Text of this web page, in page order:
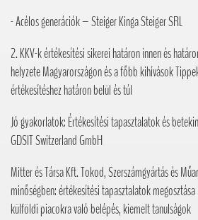
- Acélos generációk – Steiger Kinga Steiger SRL
2. KKV-k értékesítési sikerei határon innen és
helyzete Magyarországon és a főbb kihívások
értékesítéshez határon belül és túl
Jó gyakorlatok: Értékesítési tapasztalatok és
GDSIT Switzerland GmbH
Mitter és Társa Kft. Tokod, Szerszámgyártás és
minőségben: értékesítési tapasztalatok
külföldi piacokra való belépés, kiemelt tanulságok